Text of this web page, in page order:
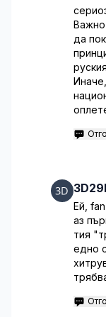
да
Ей,
аз
тия
едно